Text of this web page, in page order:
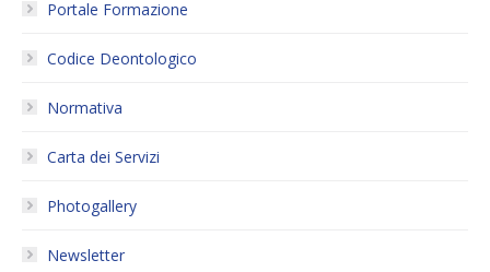
Portale Formazione
Codice Deontologico
Normativa
Carta dei Servizi
Photogallery
Newsletter